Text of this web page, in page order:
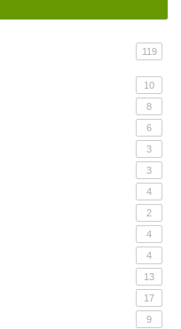
119
10
8
6
3
3
4
2
4
4
13
17
9